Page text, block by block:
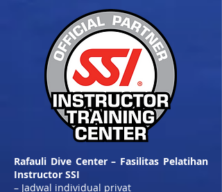
Rafauli Dive Center – Fasilitas Pelatihan
Instructor SSI
– Jadwal individual privat